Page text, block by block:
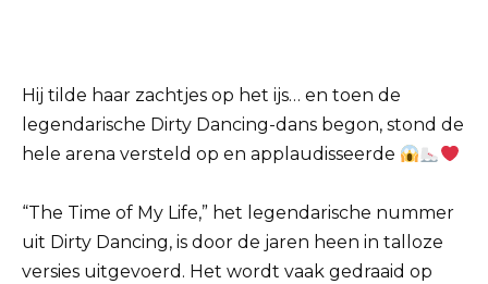
Hij tilde haar zachtjes op het ijs… en toen de
legendarische Dirty Dancing-dans begon, stond de
hele arena versteld op en applaudisseerde
“The Time of My Life,” het legendarische nummer
uit Dirty Dancing, is door de jaren heen in talloze
versies uitgevoerd. Het wordt vaak gedraaid op